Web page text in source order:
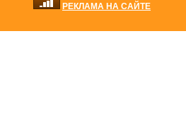
РЕКЛАМА НА САЙТЕ